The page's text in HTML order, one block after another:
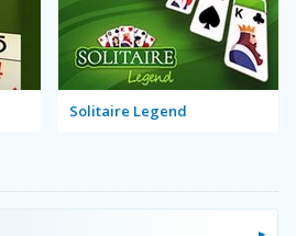
Solitaire Legend